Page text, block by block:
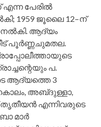
പേരില്‍
1959 ജൂലൈ 12–ന്‌
നല്‍കി. ആദ്യം
പൂര്‍ണ്ണചുമതല.
പ.
ആദ്യത്തെ 3
അബ്‌ദുള്ളാ,
എന്നിവരുടെ
മാര്‍